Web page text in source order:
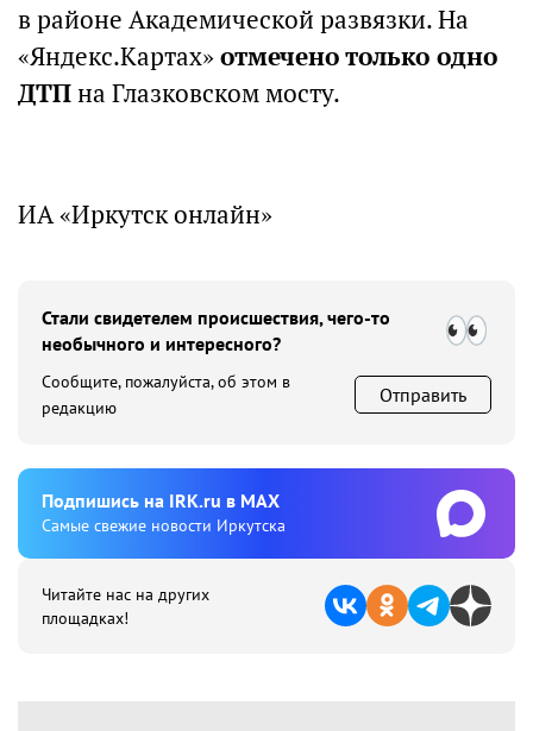
в районе Академической развязки. На
«Яндекс.Картах»отмечено только одно
ДТПна Глазковском мосту.
ИА «Иркутск онлайн»
Стали свидетелем происшествия, чего-то
необычного и интересного?
Сообщите, пожалуйста, об этом в
редакцию
Отправить
Подпишиcь на IRK.ru в MAX
Cамые свежие новости Иркутска
Читайте нас на других
площадках!